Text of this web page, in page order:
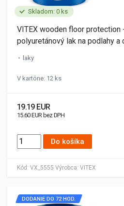
Skladom: 0 ks
Kód: VX_5555 Výrobca: VITEX
VITEX wooden floor
polyuretánový lak na podlahy
laky
V kartóne: 12 ks
19.19 EUR
15.60 EUR bez DPH
Do košíka
DODANIE DO 72 HOD.